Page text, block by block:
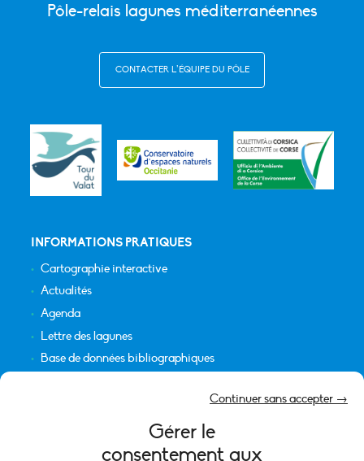
Gérer le
consentement aux
Continuer sans accepter →
Pôle-relais lagunes méditerranéennes
CONTACTER L’ÉQUIPE DU PÔLE
INFORMATIONS PRATIQUES
Cartographie interactive
Actualités
Agenda
Lettre des lagunes
Base de données bibliographiques